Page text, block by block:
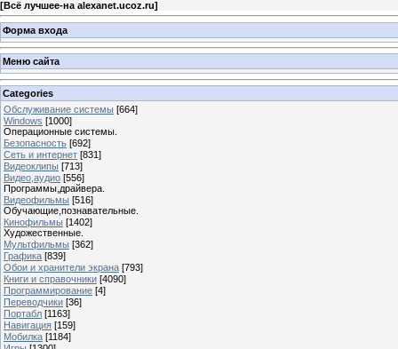
[Всё лучшее-на alexanet.ucoz.ru]
Форма входа
Меню сайта
Categories
Обслуживание системы [664]
Windows [1000]
Операционные системы.
Безопасность [692]
Сеть и интернет [831]
Видеоклипы [713]
Видео,аудио [556]
Программы,драйвера.
Видеофильмы [516]
Обучающие,познавательные.
Кинофильмы [1402]
Художественные.
Мультфильмы [362]
Графика [839]
Обои и хранители экрана [793]
Книги и справочники [4090]
Программирование [4]
Переводчики [36]
Портабл [1163]
Навигация [159]
Мобилка [1184]